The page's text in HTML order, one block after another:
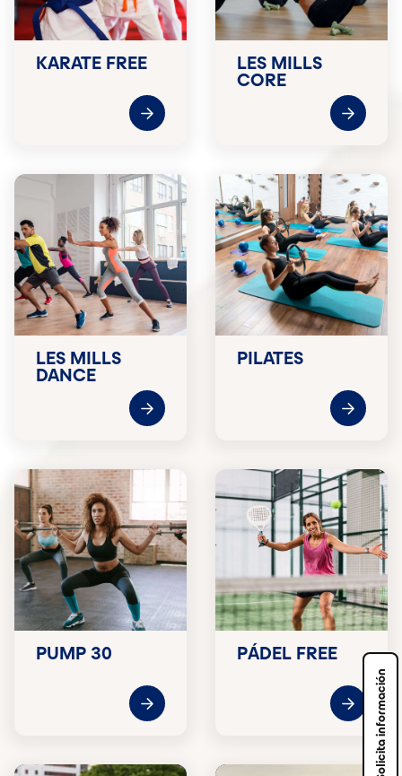
KARATE FREE
LES MILLS
CORE
LES MILLS
DANCE
PILATES
PUMP 30 PÁDEL FREE
Solicita información